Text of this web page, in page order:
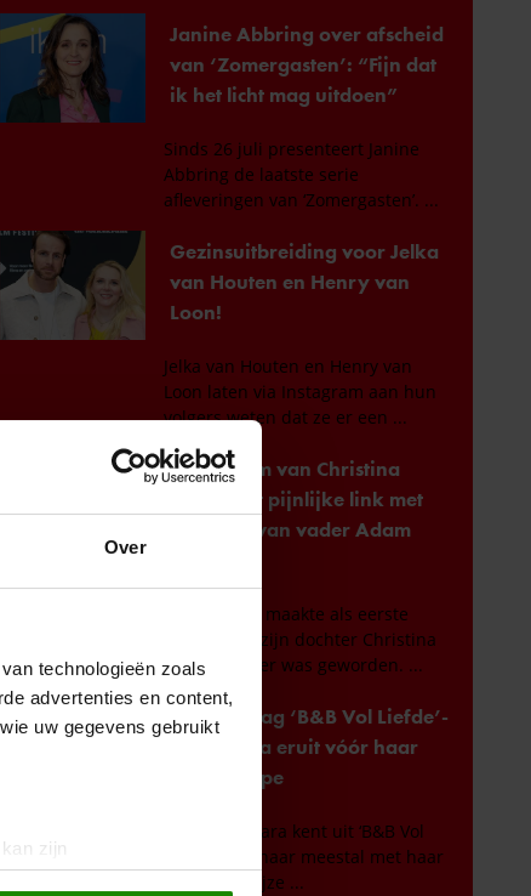
Over
technologieën zoals
advertenties en content,
uw gegevens gebruikt
zijn